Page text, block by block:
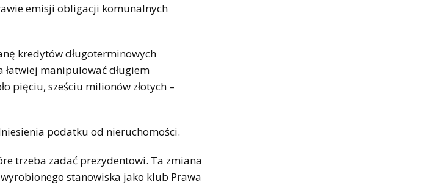
emisji obligacji komunalnych
kredytów długoterminowych
manipulować długiem
pięciu, sześciu milionów złotych –
podatku od nieruchomości.
trzeba zadać prezydentowi. Ta zmiana
stanowiska jako klub Prawa